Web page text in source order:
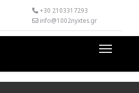
+30 2103317293
info@1002nyxtes.gr